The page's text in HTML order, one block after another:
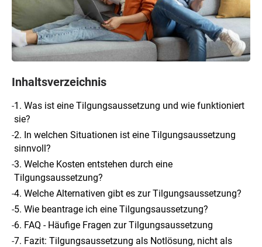
Inhaltsverzeichnis
-1. Was ist eine Tilgungsaussetzung und wie funktioniert
sie?
-2. In welchen Situationen ist eine Tilgungsaussetzung
sinnvoll?
-3. Welche Kosten entstehen durch eine
Tilgungsaussetzung?
-4. Welche Alternativen gibt es zur Tilgungsaussetzung?
-5. Wie beantrage ich eine Tilgungsaussetzung?
-6. FAQ - Häufige Fragen zur Tilgungsaussetzung
-7. Fazit: Tilgungsaussetzung als Notlösung, nicht als